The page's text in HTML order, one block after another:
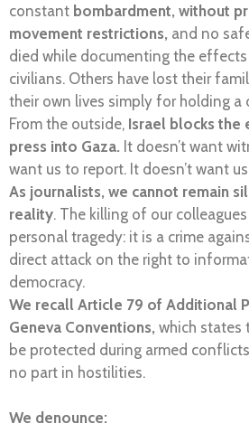
constant bombardment, without
movement restrictions, and no
died while documenting the
civilians. Others have lost their
their own lives simply for holding a
From the outside, Israel blocks the
press into Gaza. It doesn’t want
want us to report. It doesn’t want
As journalists, we cannot remain
reality. The killing of our
personal tragedy: it is a crime
direct attack on the right to
democracy.
We recall Article 79 of Additional
Geneva Conventions, which states
be protected during armed
no part in hostilities.
We denounce: